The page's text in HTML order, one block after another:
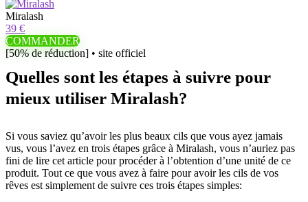
Miralash
39 €
COMMANDER
[50% de réduction] • site officiel
Quelles sont les étapes à suivre pour
mieux utiliser Miralash?
Si vous saviez qu’avoir les plus beaux cils que vous ayez jamais
vus, vous l’avez en trois étapes grâce à Miralash, vous n’auriez pas
fini de lire cet article pour procéder à l’obtention d’une unité de ce
produit. Tout ce que vous avez à faire pour avoir les cils de vos
rêves est simplement de suivre ces trois étapes simples: